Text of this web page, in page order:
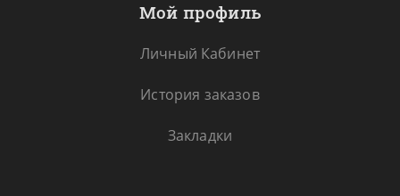
Мой профиль
Личный Кабинет
История заказов
Закладки